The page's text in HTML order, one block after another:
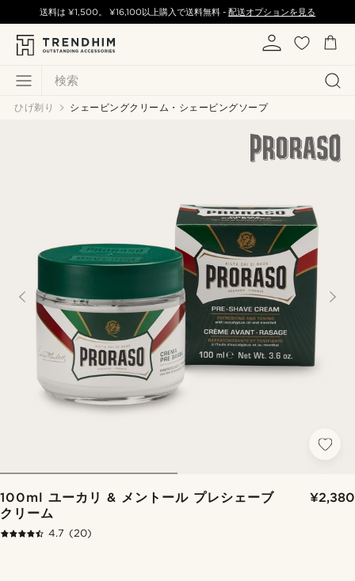
検索
送料は ¥1,500。 ¥16,100以上購入で送料無料 -配送オプションを見る
ひげ剃り シェービングクリーム・シェービングソープ
100ml ユーカリ & メントール プレシェーブ
クリーム
¥2,380
4.7 (20)